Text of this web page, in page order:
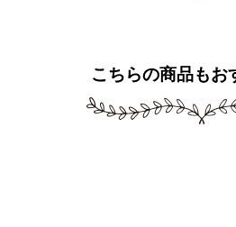
こちらの商品もお